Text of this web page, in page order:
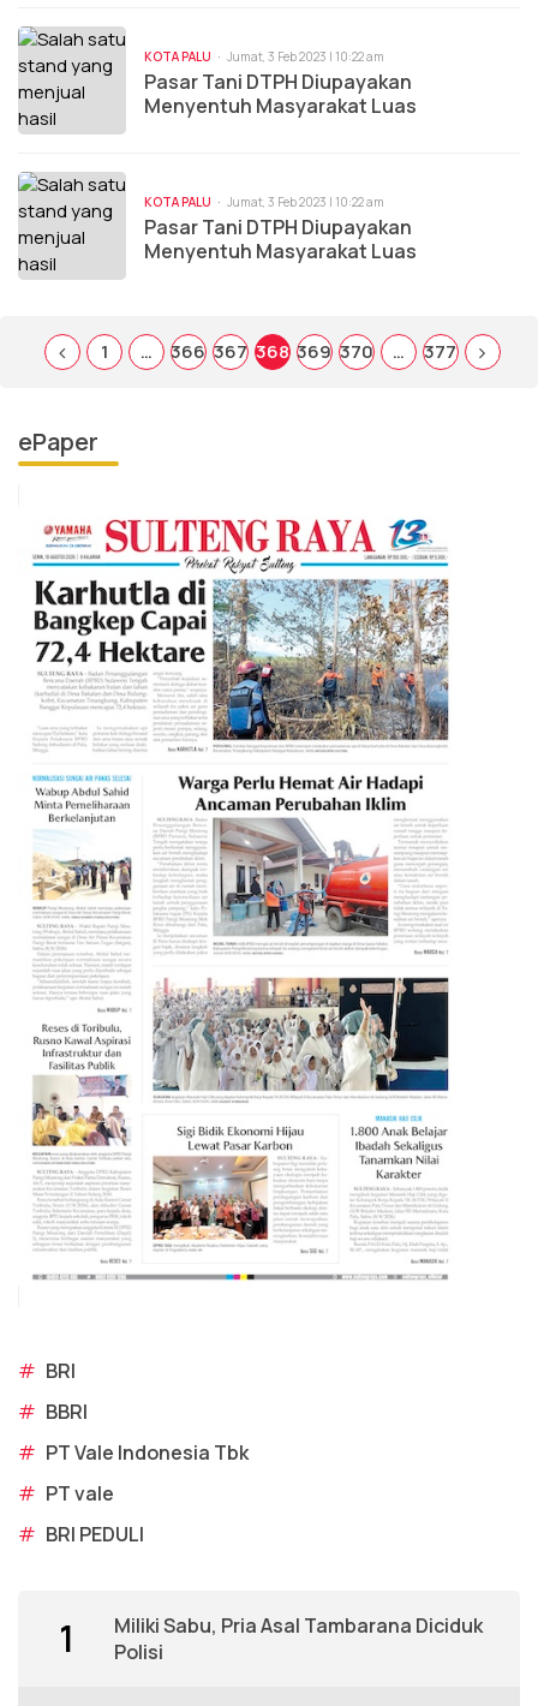
KOTA PALU Jumat, 3 Feb 2023 | 10:22 am
Pasar Tani DTPH Diupayakan
Menyentuh Masyarakat Luas
KOTA PALU Jumat, 3 Feb 2023 | 10:22 am
Pasar Tani DTPH Diupayakan
Menyentuh Masyarakat Luas
1 … 366 367 368 369 370 … 377
ePaper
# BRI
# BBRI
# PT Vale Indonesia Tbk
# PT vale
# BRI PEDULI
1
Miliki Sabu, Pria Asal Tambarana Diciduk
Polisi